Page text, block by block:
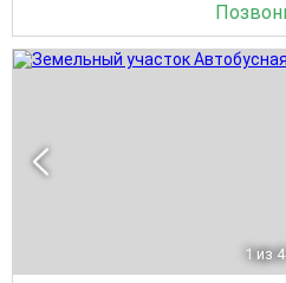
1 из 4